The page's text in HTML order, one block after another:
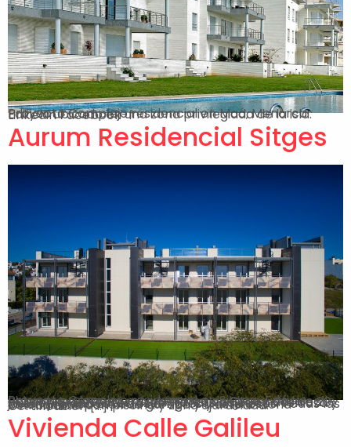
Proyecto Complejo residencial en Maó, Menorca. Edificio ubicado en una zona privilegiada de la isla. Linkedin Facebook-f
Aurum Residencial Sitges
Proyecto Complejo residencial en Sitges. Edificio ubicado en la zona más céntrica de Sitges, en la calle Robert de Reventós. Características Viviendas de 20 m2 con grandes terrazas. Plantas bajas con terraza y jardín privado Espacios amplios y luminosos. Todas las viviendas disponen de garage y trastero. Zona comunitaria con piscina y zona ajardinada. Certificación […]
Vivienda Calle Galileu